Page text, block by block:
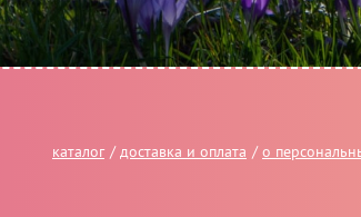
каталог /доставка и оплата /о